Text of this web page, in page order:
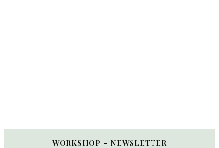
WORKSHOP – NEWSLETTER